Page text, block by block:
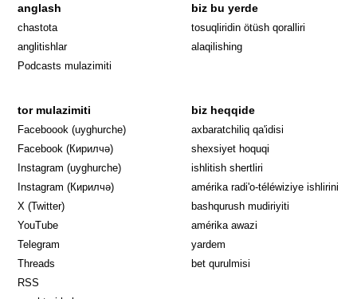
anglash
chastota
anglitishlar
Podcasts mulazimiti
biz bu yerde
tosuqliridin ötüsh qoralliri
alaqilishing
tor mulazimiti
Faceboook (uyghurche) Opens in new window
Facebook (Кирилчә) Opens in new window
Instagram (uyghurche) Opens in new window
Instagram (Кирилчә) Opens in new window
X (Twitter)
YouTube
Telegram
Threads
RSS
biz heqqide
axbaratchiliq qa'idisi
shexsiyet hoquqi
ishlitish shertliri
amérika radi'o-téléwiziye ishlirini
bashqurush mudiriyiti
amérika awazi
yardem
bet qurulmisi